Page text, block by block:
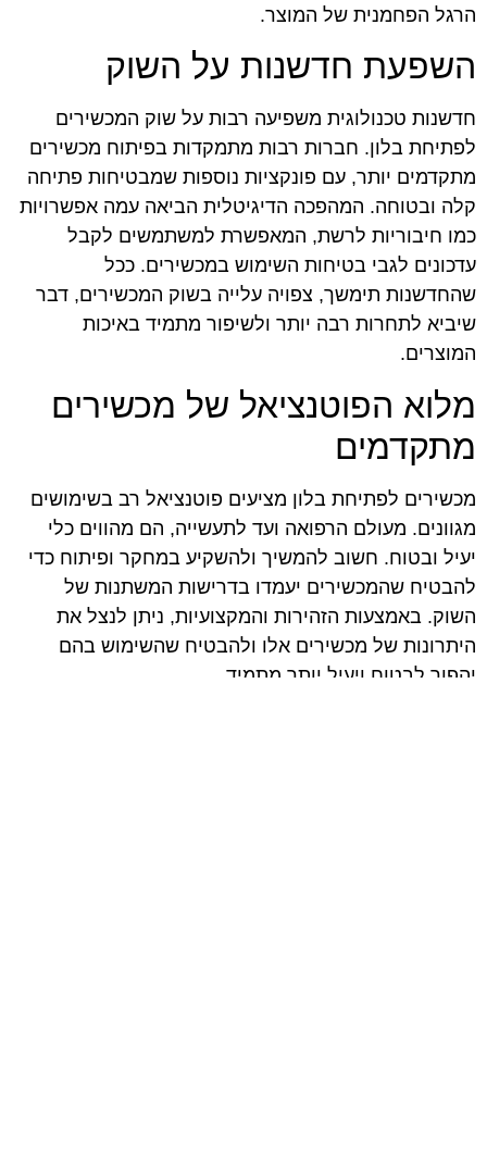
הרגל הפחמנית של המוצר.
השפעת חדשנות על השוק
חדשנות טכנולוגית משפיעה רבות על שוק המכשירים
לפתיחת בלון. חברות רבות מתמקדות בפיתוח מכשירים
מתקדמים יותר, עם פונקציות נוספות שמבטיחות פתיחה
קלה ובטוחה. המהפכה הדיגיטלית הביאה עמה אפשרויות
כמו חיבוריות לרשת, המאפשרת למשתמשים לקבל
עדכונים לגבי בטיחות השימוש במכשירים. ככל
שהחדשנות תימשך, צפויה עלייה בשוק המכשירים, דבר
שיביא לתחרות רבה יותר ולשיפור מתמיד באיכות
המוצרים.
מלוא הפוטנציאל של מכשירים
מתקדמים
מכשירים לפתיחת בלון מציעים פוטנציאל רב בשימושים
מגוונים. מעולם הרפואה ועד לתעשייה, הם מהווים כלי
יעיל ובטוח. חשוב להמשיך ולהשקיע במחקר ופיתוח כדי
להבטיח שהמכשירים יעמדו בדרישות המשתנות של
השוק. באמצעות הזהירות והמקצועיות, ניתן לנצל את
היתרונות של מכשירים אלו ולהבטיח שהשימוש בהם
יהפוך לבטוח ויעיל יותר מתמיד.